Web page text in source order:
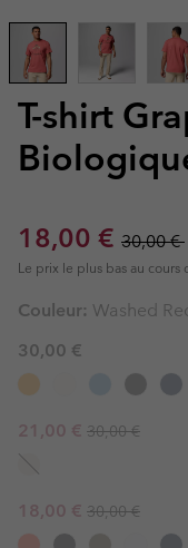
T-shirt
Sale price:
18,00 € Regular
30,00 €
Le prix le plus bas au cours
Couleur: Washed
30,00 €
Sale price:
21,00 € Regular price:
30,00 €
Sale price:
18,00 € Regular price:
30,00 €